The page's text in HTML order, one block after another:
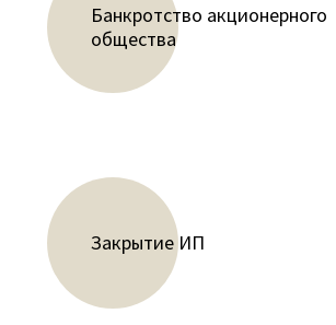
Банкротство акционерного
общества
Закрытие ИП